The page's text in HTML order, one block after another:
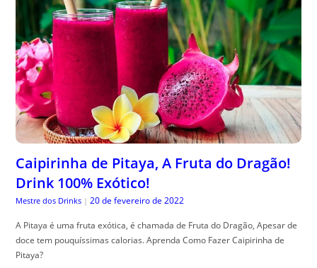
Caipirinha de Pitaya, A Fruta do Dragão!
Drink 100% Exótico!
Mestre dos Drinks | 20 de fevereiro de 2022
A Pitaya é uma fruta exótica, é chamada de Fruta do Dragão, Apesar de
doce tem pouquíssimas calorias. Aprenda Como Fazer Caipirinha de
Pitaya?